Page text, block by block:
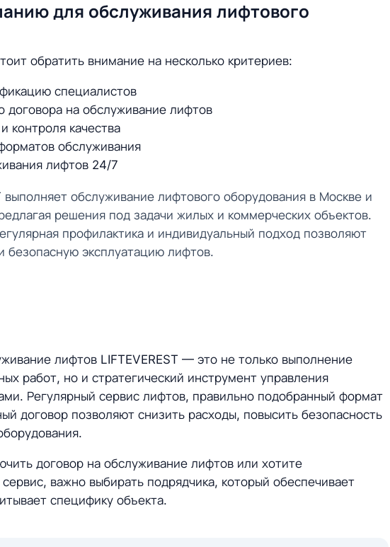
для обслуживания лифтового
обратить внимание на несколько критериев:
специалистов
договора на обслуживание лифтов
контроля качества
обслуживания
лифтов 24/7
выполняет обслуживание лифтового оборудования в Москве и
решения под задачи жилых и коммерческих объектов.
профилактика и индивидуальный подход позволяют
безопасную эксплуатацию лифтов.
лифтов LIFTEVEREST — это не только выполнение
работ, но и стратегический инструмент управления
Регулярный сервис лифтов, правильно подобранный формат
договор позволяют снизить расходы, повысить безопасность
договор на обслуживание лифтов или хотите
важно выбирать подрядчика, который обеспечивает
специфику объекта.